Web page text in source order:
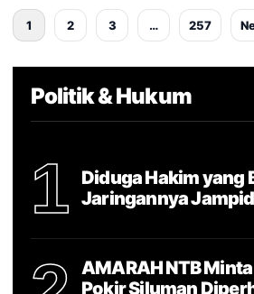
1 2 3 … 257
Politik & Hukum
1
Diduga Hakim yang
Jaringannya
AMARAH NTB
Pokir Siluman